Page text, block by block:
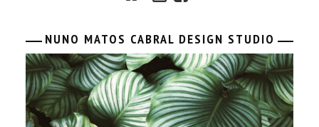
NUNO MATOS CABRAL DESIGN STUDIO